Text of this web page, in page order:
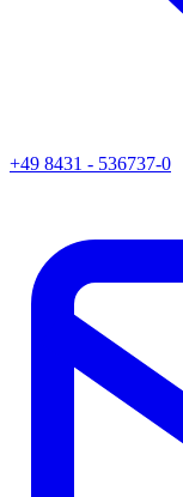
+49 8431 - 536737-0